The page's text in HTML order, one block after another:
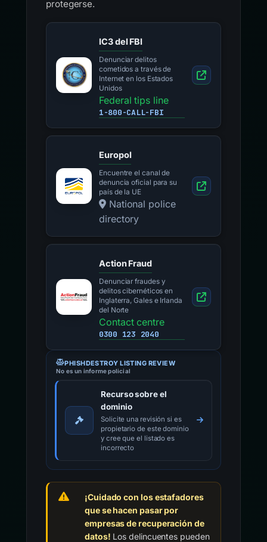
protegerse.
IC3 del FBI
Denunciar delitos
cometidos a través de
Internet en los Estados
Unidos
Federal tips line
1-800-CALL-FBI
Europol
Encuentre el canal de
denuncia oficial para su
país de la UE
National police
directory
Action Fraud
Denunciar fraudes y
delitos cibernéticos en
Inglaterra, Gales e Irlanda
del Norte
Contact centre
0300 123 2040
PHISHDESTROY LISTING REVIEW
No es un informe policial
Recurso sobre el
dominio
Solicite una revisión si es
propietario de este dominio
y cree que el listado es
incorrecto
¡Cuidado con los estafadores
que se hacen pasar por
empresas de recuperación de
datos! Los delincuentes pueden